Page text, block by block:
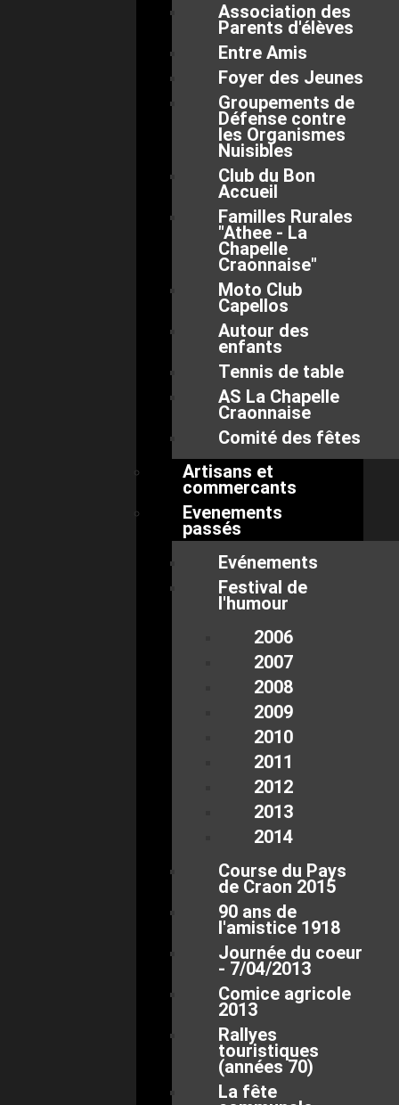
Association des
Parents d'élèves
Entre Amis
Foyer des Jeunes
Groupements de
Défense contre
les Organismes
Nuisibles
Club du Bon
Accueil
Familles Rurales
"Athee - La
Chapelle
Craonnaise"
Moto Club
Capellos
Autour des
enfants
Tennis de table
AS La Chapelle
Craonnaise
Comité des fêtes
Artisans et
commercants
Evenements
passés
Evénements
Festival de
l'humour
2006
2007
2008
2009
2010
2011
2012
2013
2014
Course du Pays
de Craon 2015
90 ans de
l'amistice 1918
Journée du coeur
- 7/04/2013
Comice agricole
2013
Rallyes
touristiques
(années 70)
La fête